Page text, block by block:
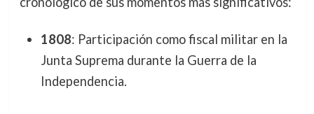
1808: Participación como fiscal militar en la
Junta Suprema durante la Guerra de la
Independencia.